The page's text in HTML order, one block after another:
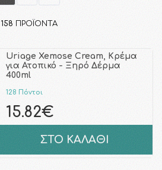
158 ΠΡΟΪΌΝΤΑ
Uriage Xemose Cream, Κρέμα
για Ατοπικό - Ξηρό Δέρμα
400ml
128 Πόντοι
15.82€
ΣΤΟ ΚΑΛΑΘΙ